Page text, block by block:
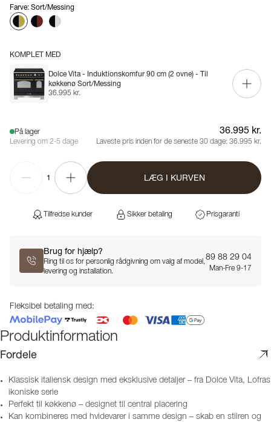
Farve: Sort/Messing
KOMPLET MED
Dolce Vita - Induktionskomfur 90 cm (2 ovne) - Til
køkkenø Sort/Messing
36.995 kr.
På lager
Levering om 2-5 dage
36.995 kr.
Laveste pris inden for de seneste 30 dage: 36.995 kr.
1 LÆG I KURVEN
Tilfredse kunder Sikker betaling Prisgaranti
Brug for hjælp?
Ring til os for personlig rådgivning om valg af model,
levering og installation.
89 88 29 04
Man-Fre 9-17
Fleksibel betaling med:
Produktinformation
Fordele
Klassisk italiensk design med eksklusive detaljer – fra Dolce Vita, Lofras
ikoniske serie
Perfekt til køkkenø – designet til central placering
Kan kombineres med hvidevarer i samme design – skab en stilren og